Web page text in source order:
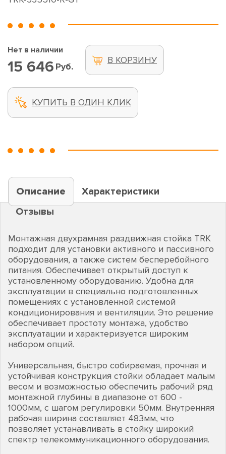
Нет в наличии
15 646 Руб.
В КОРЗИНУ
КУПИТЬ В ОДИН КЛИК
Описание
Характеристики
Отзывы
Монтажная двухрамная раздвижная стойка TRK
подходит для установки активного и пассивного
оборудования, а также систем бесперебойного
питания. Обеспечивает открытый доступ к
установленному оборудованию. Удобна для
эксплуатации в специально подготовленных
помещениях с установленной системой
кондиционирования и вентиляции. Это решение
обеспечивает простоту монтажа, удобство
эксплуатации и характеризуется широким
набором опций.
Универсальная, быстро собираемая, прочная и
устойчивая конструкция стойки обладает малым
весом и возможностью обеспечить рабочий ряд
монтажной глубины в диапазоне от 600 -
1000мм, с шагом регулировки 50мм. Внутренняя
рабочая ширина составляет 483мм, что
позволяет устанавливать в стойку широкий
спектр телекоммуникационного оборудования.